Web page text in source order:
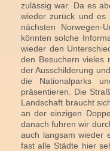
zulässig war. Da es
wieder zurück und
nächsten
könnten solche
wieder den
den Besuchern vieles
der Ausschilderung
die Nationalparks
präsentieren. Die
Landschaft braucht
an der einzigen
danach fuhren wir
auch langsam wieder
fast alle Städte hier